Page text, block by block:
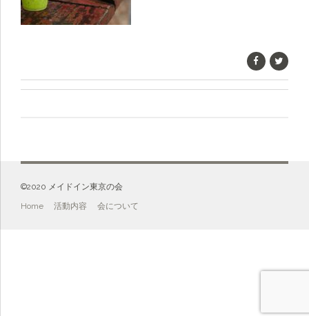
©️2020 メイドイン東京の会
Home 活動内容 会について